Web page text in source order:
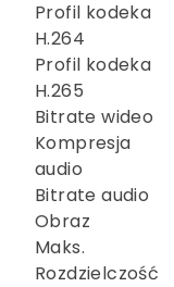
Profil kodeka
H.264
Profil kodeka
H.265
Bitrate wideo
Kompresja
audio
Bitrate audio
Obraz
Maks.
Rozdzielczość